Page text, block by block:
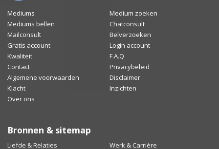
Mediums
Medium zoeken
Mediums bellen
Chatconsult
Mailconsult
Belverzoeken
Gratis account
Login account
Kwaliteit
F.A.Q
Contact
Privacybeleid
Algemene voorwaarden
Disclaimer
Klacht
Inzichten
Over ons
Bronnen & sitemap
Liefde & Relaties Werk & Carrière